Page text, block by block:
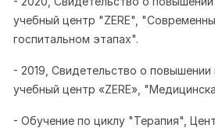
учебный центр "ZERE",
госпитальном этапах".
- 2019, Свидетельство о
учебный центр «ZERE»,
- Обучение по циклу "Терапия",